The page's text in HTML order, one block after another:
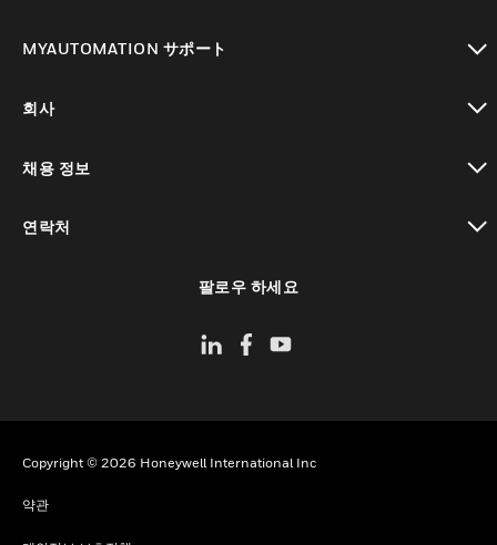
MYAUTOMATION サポート
회사
채용 정보
연락처
팔로우 하세요
Copyright © 2026 Honeywell International Inc
약관